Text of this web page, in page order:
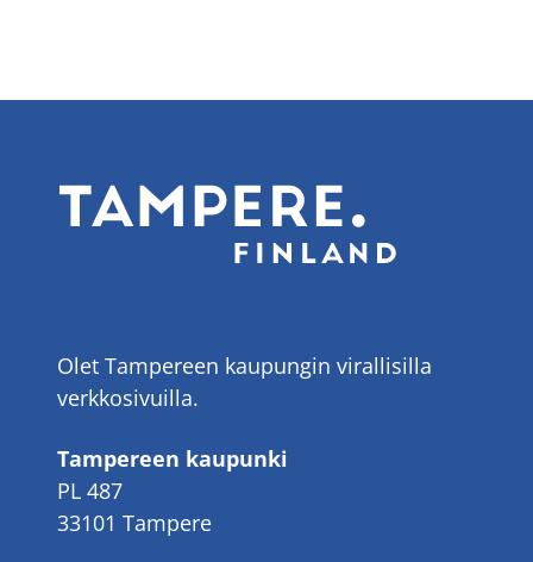
Olet Tampereen kaupungin virallisilla
verkkosivuilla.
Tampereen kaupunki
PL 487
33101 Tampere